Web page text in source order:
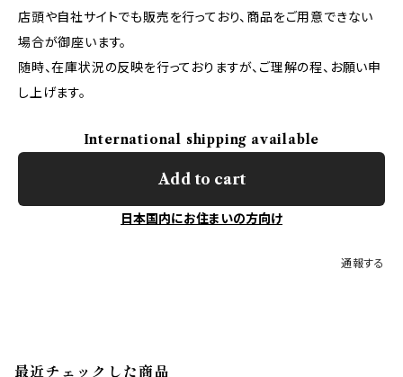
店頭や自社サイトでも販売を行っており、商品をご用意できない
場合が御座います。
随時、在庫状況の反映を行っておりますが、ご理解の程、お願い申
し上げます。
International shipping available
Add to cart
日本国内にお住まいの方向け
通報する
最近チェックした商品